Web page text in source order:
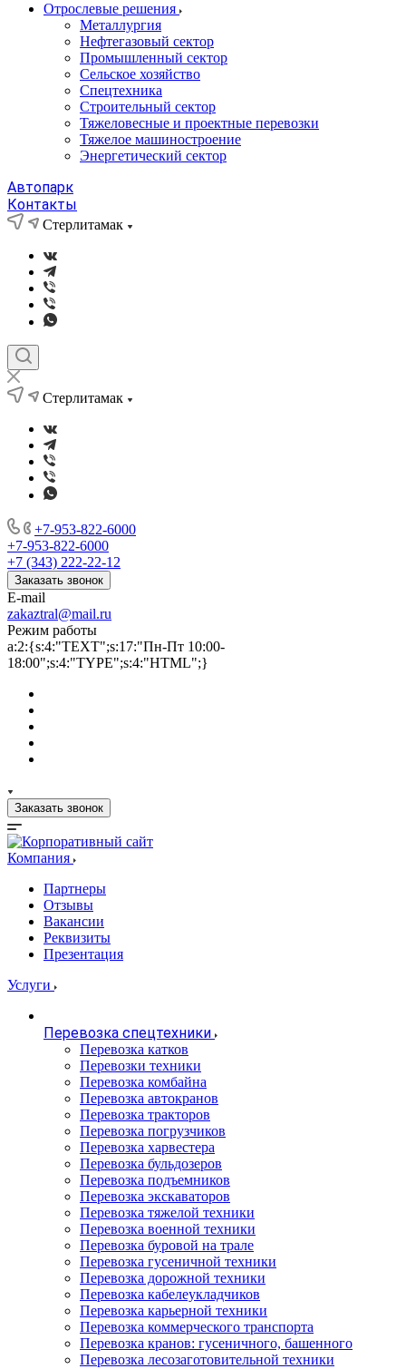
Отрослевые решения
Металлургия
Нефтегазовый сектор
Промышленный сектор
Сельское хозяйство
Спецтехника
Строительный сектор
Тяжеловесные и проектные перевозки
Тяжелое машиностроение
Энергетический сектор
Автопарк
Контакты
Стерлитамак
Стерлитамак
+7-953-822-6000
+7-953-822-6000
+7 (343) 222-22-12
Заказать звонок
E-mail
zakaztral@mail.ru
Режим работы
a:2:{s:4:"TEXT";s:17:"Пн-Пт 10:00-
18:00";s:4:"TYPE";s:4:"HTML";}
Заказать звонок
Компания
Партнеры
Отзывы
Вакансии
Реквизиты
Презентация
Услуги
Перевозка спецтехники
Перевозка катков
Перевозки техники
Перевозка комбайна
Перевозка автокранов
Перевозка тракторов
Перевозка погрузчиков
Перевозка харвестера
Перевозка бульдозеров
Перевозка подъемников
Перевозка экскаваторов
Перевозка тяжелой техники
Перевозка военной техники
Перевозка буровой на трале
Перевозка гусеничной техники
Перевозка дорожной техники
Перевозка кабелеукладчиков
Перевозка карьерной техники
Перевозка коммерческого транспорта
Перевозка кранов: гусеничного, башенного
Перевозка лесозаготовительной техники